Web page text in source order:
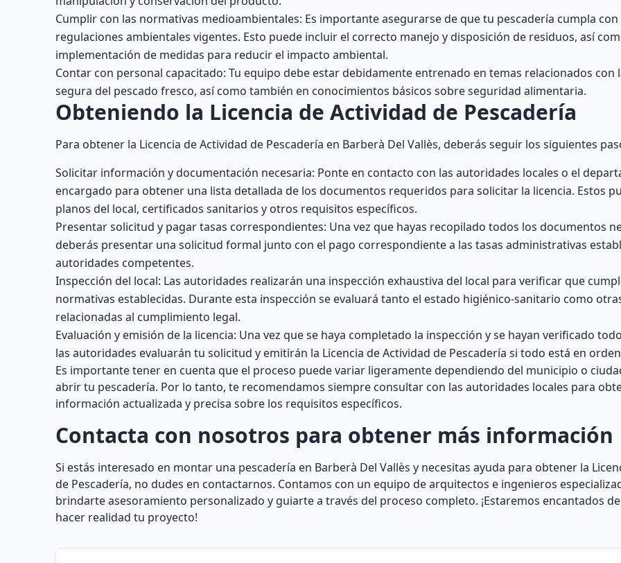
Cumplir con las normativas medioambientales: Es importante asegurarse de que tu pescadería cumpla con
regulaciones ambientales vigentes. Esto puede incluir el correcto manejo y disposición de residuos, así
implementación de medidas para reducir el impacto ambiental.
Contar con personal capacitado: Tu equipo debe estar debidamente entrenado en temas relacionados con
segura del pescado fresco, así como también en conocimientos básicos sobre seguridad alimentaria.
Obteniendo la Licencia de Actividad de Pescadería
Para obtener la Licencia de Actividad de Pescadería en Barberà Del Vallès, deberás seguir los siguientes
Solicitar información y documentación necesaria: Ponte en contacto con las autoridades locales o el
encargado para obtener una lista detallada de los documentos requeridos para solicitar la licencia. Estos
planos del local, certificados sanitarios y otros requisitos específicos.
Presentar solicitud y pagar tasas correspondientes: Una vez que hayas recopilado todos los documentos
deberás presentar una solicitud formal junto con el pago correspondiente a las tasas administrativas
autoridades competentes.
Inspección del local: Las autoridades realizarán una inspección exhaustiva del local para verificar que
normativas establecidas. Durante esta inspección se evaluará tanto el estado higiénico-sanitario como
relacionadas al cumplimiento legal.
Evaluación y emisión de la licencia: Una vez que se haya completado la inspección y se hayan verificado
las autoridades evaluarán tu solicitud y emitirán la Licencia de Actividad de Pescadería si todo está en
Es importante tener en cuenta que el proceso puede variar ligeramente dependiendo del municipio o
abrir tu pescadería. Por lo tanto, te recomendamos siempre consultar con las autoridades locales para
información actualizada y precisa sobre los requisitos específicos.
Contacta con nosotros para obtener más información
Si estás interesado en montar una pescadería en Barberà Del Vallès y necesitas ayuda para obtener la
de Pescadería, no dudes en contactarnos. Contamos con un equipo de arquitectos e ingenieros
brindarte asesoramiento personalizado y guiarte a través del proceso completo. ¡Estaremos encantados
hacer realidad tu proyecto!